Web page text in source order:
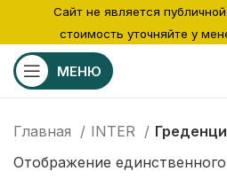
МЕНЮ
Главная INTER
Отображение
Сайт не является
стоимость уточняйте у